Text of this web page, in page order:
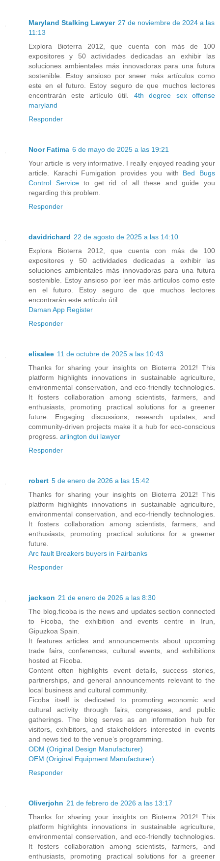
Maryland Stalking Lawyer 27 de noviembre de 2024 a las
11:13
Explora Bioterra 2012, que cuenta con más de 100
expositores y 50 actividades dedicadas an exhibir las
soluciones ambientales más innovadoras para una futura
sostenible. Estoy ansioso por sneer más artículos como
este en el futuro. Estoy seguro de que muchos lectores
encontrarán este artículo útil. 4th degree sex offense
maryland
Responder
Noor Fatima 6 de mayo de 2025 a las 19:21
Your article is very informative. I really enjoyed reading your
article. Karachi Fumigation provides you with Bed Bugs
Control Serviceto get rid of all these and guide you
regarding this problem.
Responder
davidrichard 22 de agosto de 2025 a las 14:10
Explora Bioterra 2012, que cuenta con más de 100
expositores y 50 actividades dedicadas a exhibir las
soluciones ambientales más innovadoras para una futura
sostenible. Estoy ansioso por leer más artículos como este
en el futuro. Estoy seguro de que muchos lectores
encontrarán este artículo útil.
Daman App Register
Responder
elisalee 11 de octubre de 2025 a las 10:43
Thanks for sharing your insights on Bioterra 2012! This
platform highlights innovations in sustainable agriculture,
environmental conservation, and eco-friendly technologies.
It fosters collaboration among scientists, farmers, and
enthusiasts, promoting practical solutions for a greener
future. Engaging discussions, research updates, and
community-driven projects make it a hub for eco-conscious
progress. arlington dui lawyer
Responder
robert 5 de enero de 2026 a las 15:42
Thanks for sharing your insights on Bioterra 2012! This
platform highlights innovations in sustainable agriculture,
environmental conservation, and eco-friendly technologies.
It fosters collaboration among scientists, farmers, and
enthusiasts, promoting practical solutions for a greener
future.
Arc fault Breakers buyers in Fairbanks
Responder
jackson 21 de enero de 2026 a las 8:30
The blog.ficoba is the news and updates section connected
to Ficoba, the exhibition and events centre in Irun,
Gipuzkoa Spain.
It features articles and announcements about upcoming
trade fairs, conferences, cultural events, and exhibitions
hosted at Ficoba.
Content often highlights event details, success stories,
partnerships, and general announcements relevant to the
local business and cultural community.
Ficoba itself is dedicated to promoting economic and
cultural activity through fairs, congresses, and public
gatherings. The blog serves as an information hub for
visitors, exhibitors, and stakeholders interested in events
and news tied to the venue’s programming.
ODM (Original Design Manufacturer)
OEM (Original Equipment Manufacturer)
Responder
Oliverjohn 21 de febrero de 2026 a las 13:17
Thanks for sharing your insights on Bioterra 2012! This
platform highlights innovations in sustainable agriculture,
environmental conservation, and eco-friendly technologies.
It fosters collaboration among scientists, farmers, and
enthusiasts, promoting practical solutions for a greener